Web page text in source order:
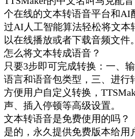
个在线的文本转语音平台和AI
过AI人工智能算法轻松将文本
以在线播放或者下载音频文件。
怎么将文本转成语音？
只要3步即可完成转换：一、
语言和语音包类型，三、进行
方便用户自定义转换，
声、插入停顿等高级设置。
文本转语音是免费使用的吗？
是的，永久提供免费版本给用